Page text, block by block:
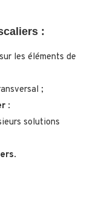
:
les éléments de
;
:
solutions
.